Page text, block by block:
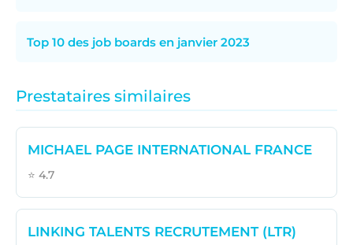
Top 10 des job boards en janvier 2023
Prestataires similaires
MICHAEL PAGE INTERNATIONAL FRANCE
⭐ 4.7
LINKING TALENTS RECRUTEMENT (LTR)